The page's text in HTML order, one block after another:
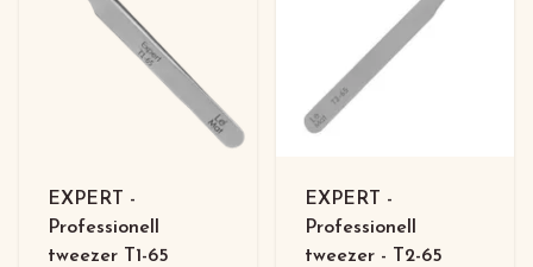
EXPERT -
Professionell
tweezer T1-65
EXPERT -
Professionell
tweezer - T2-65